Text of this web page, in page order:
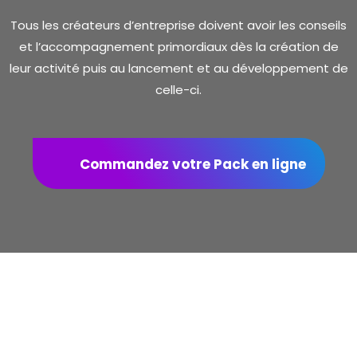
Tous les créateurs d’entreprise doivent avoir les conseils
et l’accompagnement primordiaux dès la création de
leur activité puis au lancement et au développement de
celle-ci.
Commandez votre Pack en ligne